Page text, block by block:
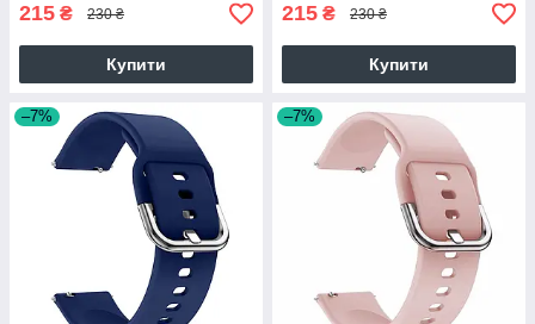
215 ₴ 230 ₴
Купити
215 ₴ 230 ₴
Купити
–7% –7%